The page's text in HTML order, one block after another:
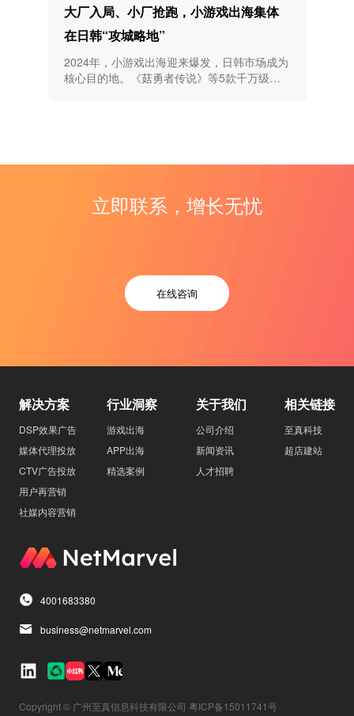
大厂入局、小厂抢跑，小游戏出海集体
在日韩“攻城略地”
2024年，小游戏出海迎来爆发，日韩市场成为
核心目的地。《菇勇者传说》等5款千万级手
立即联系，增长无忧
在线咨询
解决方案
DSP效果广告
媒体代理投放
CTV广告投放
用户再营销
社媒内容营销
行业洞察
游戏出海
APP出海
精选案例
关于我们
公司介绍
新闻资讯
人才招聘
相关链接
至真科技
超店建站
4001683380
business@netmarvel.com
Copyright © 广州至真信息科技有限公司 粤ICP备15011741号